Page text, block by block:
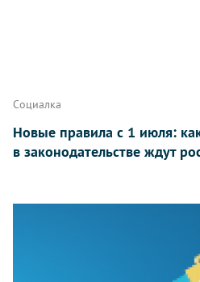
Социалка
Новые правила с 1 июля:
в законодательстве ждут